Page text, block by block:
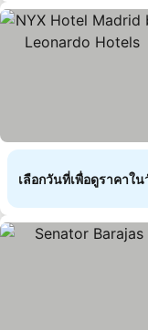
เลือกวันที่เพื่อดูราคาใ